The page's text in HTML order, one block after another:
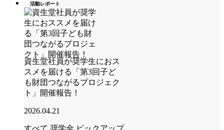
活動レポート
資生堂社員が奨学生におス
スメを届ける「第3回子ど
も財団つながるプロジェク
ト」開催報告！
2026.04.21
すべて 奨学金 ピックアップ